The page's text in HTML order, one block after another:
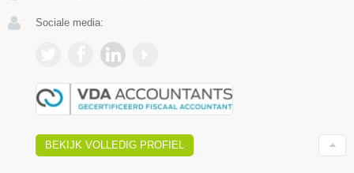
Sociale media:
BEKIJK VOLLEDIG PROFIEL